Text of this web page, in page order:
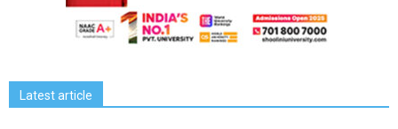
Latest article